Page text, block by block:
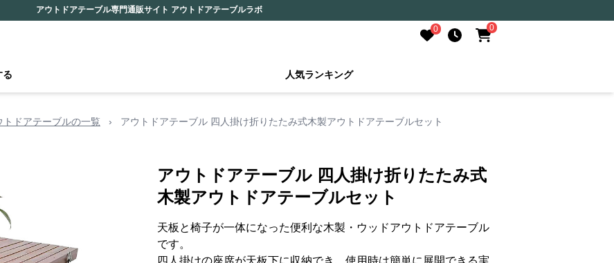
アウトドアテーブル専門通販サイト アウトドアテーブルラボ
0
0
る 人気ランキング
トドアテーブルの一覧 › アウトドアテーブル 四人掛け折りたたみ式木製アウトドアテーブルセット
アウトドアテーブル 四人掛け折りたたみ式
木製アウトドアテーブルセット
天板と椅子が一体になった便利な木製・ウッドアウトドアテーブル
です。
四人掛けの座席が天板下に収納でき、使用時は簡単に展開できる実